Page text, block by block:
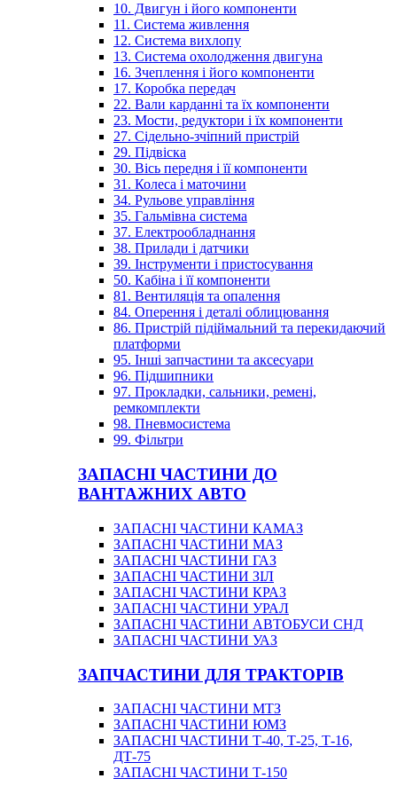
10. Двигун і його компоненти
11. Система живлення
12. Система вихлопу
13. Система охолодження двигуна
16. Зчеплення і його компоненти
17. Коробка передач
22. Вали карданні та їх компоненти
23. Мости, редуктори і їх компоненти
27. Сідельно-зчіпний пристрій
29. Підвіска
30. Вісь передня і її компоненти
31. Колеса і маточини
34. Рульове управління
35. Гальмівна система
37. Електрообладнання
38. Прилади і датчики
39. Інструменти і пристосування
50. Кабіна і її компоненти
81. Вентиляція та опалення
84. Оперення і деталі облицювання
86. Пристрій підіймальний та перекидаючий
платформи
95. Інші запчастини та аксесуари
96. Підшипники
97. Прокладки, сальники, ремені,
ремкомплекти
98. Пневмосистема
99. Фільтри
ЗАПАСНІ ЧАСТИНИ ДО
ВАНТАЖНИХ АВТО
ЗАПАСНІ ЧАСТИНИ КАМАЗ
ЗАПАСНІ ЧАСТИНИ МАЗ
ЗАПАСНІ ЧАСТИНИ ГАЗ
ЗАПАСНІ ЧАСТИНИ ЗІЛ
ЗАПАСНІ ЧАСТИНИ КРАЗ
ЗАПАСНІ ЧАСТИНИ УРАЛ
ЗАПАСНІ ЧАСТИНИ АВТОБУСИ СНД
ЗАПАСНІ ЧАСТИНИ УАЗ
ЗАПЧАСТИНИ ДЛЯ ТРАКТОРІВ
ЗАПАСНІ ЧАСТИНИ МТЗ
ЗАПАСНІ ЧАСТИНИ ЮМЗ
ЗАПАСНІ ЧАСТИНИ Т-40, Т-25, Т-16,
ДТ-75
ЗАПАСНІ ЧАСТИНИ Т-150